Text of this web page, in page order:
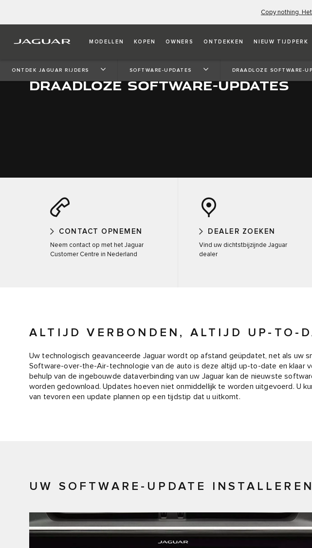
Copy nothing.
MODELLEN KOPEN OWNERS ONTDEKKEN NIEUW TIJDPERK
ONTDEK JAGUAR RIJDERS SOFTWARE-UPDATES DRAADLOZE SOFTWARE-
DRAADLOZE SOFTWARE-UPDATES
CONTACT OPNEMEN
Neem contact op met het Jaguar
Customer Centre in Nederland
DEALER ZOEKEN
Vind uw dichtstbijzijnde Jaguar
dealer
ALTIJD VERBONDEN, ALTIJD UP-TO-
Uw technologisch geavanceerde Jaguar wordt op afstand geüpdatet, net als uw
Software-over-the-Air-technologie van de auto is deze altijd up-to-date en klaar
behulp van de ingebouwde dataverbinding van uw Jaguar kan de nieuwste
worden gedownload. Updates hoeven niet onmiddellijk te worden uitgevoerd. U
van tevoren een update plannen op een tijdstip dat u uitkomt.
UW SOFTWARE-UPDATE INSTALLEREN